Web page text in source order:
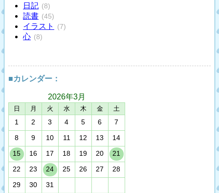
日記 (8)
読書 (45)
イラスト (7)
心 (8)
■カレンダー：
2026年3月
日 月 火 水 木 金 土
1 2 3 4 5 6
7
8
9 10 11 12 13
14
15
16 17 18 19 20
21
22
23 24 25 26 27
28
29
30 31